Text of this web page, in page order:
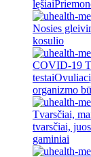
lęšiai
Nosies
kosulio
COVID-19
testai
organizmo
Tvarsčiai,
tvarsčiai,
gaminiai